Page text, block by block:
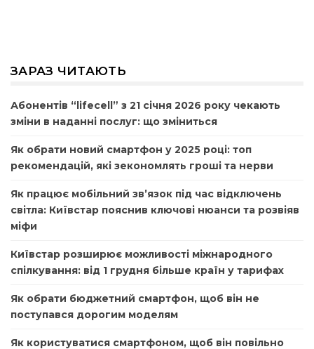
ЗАРАЗ ЧИТАЮТЬ
Абонентів “lifecell” з 21 січня 2026 року чекають
зміни в наданні послуг: що зміниться
Як обрати новий смартфон у 2025 році: топ
рекомендацій, які зекономлять гроші та нерви
Як працює мобільний зв’язок під час відключень
світла: Київстар пояснив ключові нюанси та розвіяв
міфи
Київстар розширює можливості міжнародного
спілкування: від 1 грудня більше країн у тарифах
Як обрати бюджетний смартфон, щоб він не
поступався дорогим моделям
Як користуватися смартфоном, щоб він повільно